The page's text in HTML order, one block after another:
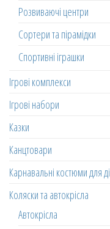
Розвиваючі центри
Сортери та пірамідки
Спортивні іграшки
Ігрові комплекси
Ігрові набори
Казки
Канцтовари
Карнавальні костюми для
Коляски та автокрісла
Автокрісла